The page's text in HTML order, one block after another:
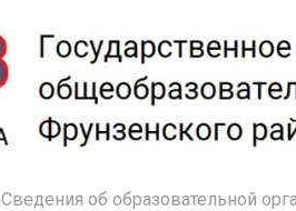
Сведения об образовательной